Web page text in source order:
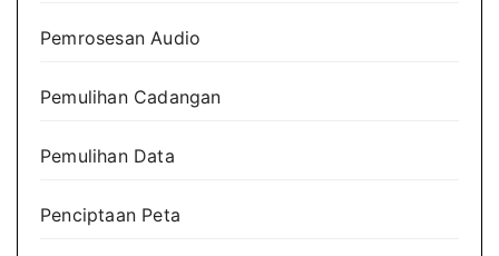
Pemrosesan Audio
Pemulihan Cadangan
Pemulihan Data
Penciptaan Peta